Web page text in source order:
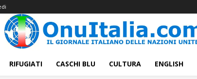
RIFUGIATI CASCHI BLU CULTURA ENGLISH